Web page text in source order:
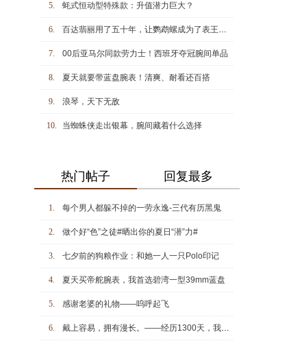
5. 蚝式恒动型特殊款：升值潜力巨大？
6. 百达翡丽用了五十年，让鹦鹉螺成为了表王中的表王
7. 00后亚马尔同款劳力士！西班牙夺冠腕间单品
8. 夏天就要带蓝盘腕表！清爽、耐看还百搭
9. 浪琴，天下无敌
10. 当蜘蛛侠走出银幕，腕间藏着什么选择
热门帖子 回复最多
1. 每个男人都躲不掉的一劳永逸-三代有历黑鬼
2. 做个好“色”之徒#晒出你的夏日“潜”力#
3. 七夕前的狗粮作业：和她一人一只Polo印记
4. 夏天买帝舵腕表，我首选碧湾一型39mm蓝盘
5. 感谢老婆的礼物——呜呼起飞
6. 戴上容易，拥有漫长。——经历1300天，我才真正拥有这块劳力士探一124270